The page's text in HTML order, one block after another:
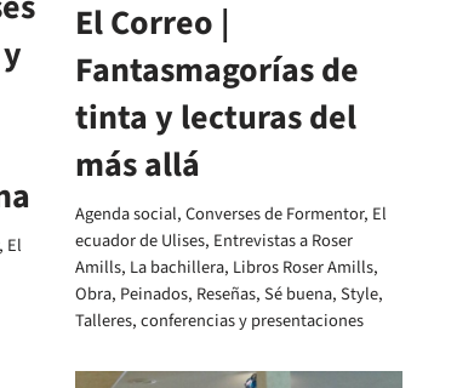
, El
El Correo |
Fantasmagorías de
tinta y lecturas del
más allá
Agenda social,Converses de Formentor, El
ecuador de Ulises, Entrevistas a Roser
Amills, La bachillera, Libros Roser Amills,
Obra, Peinados, Reseñas,Sé buena,Style,
Talleres, conferencias y presentaciones